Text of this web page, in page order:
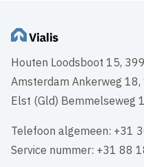
Houten Loodsboot 15,
Amsterdam Ankerweg 18,
Elst (Gld) Bemmelseweg
Telefoon algemeen: +31
Service nummer: +31 88